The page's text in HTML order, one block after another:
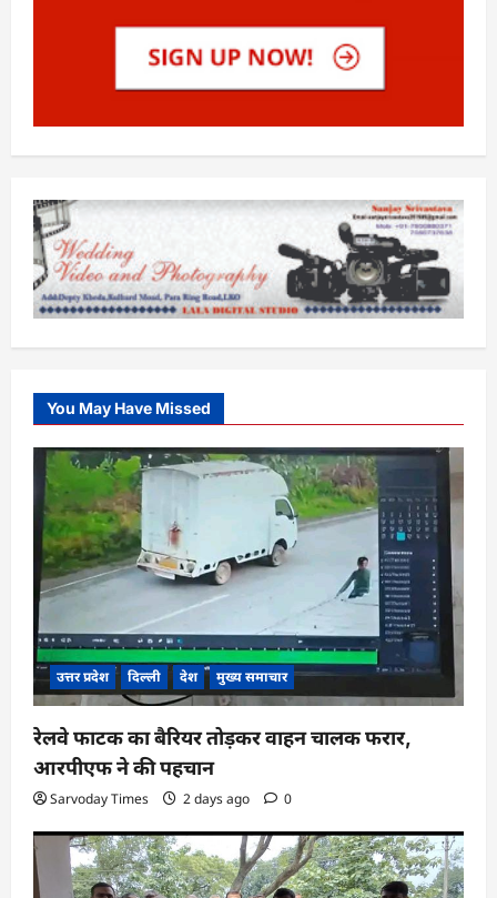
You May Have Missed
उत्तर प्रदेश दिल्ली देश मुख्य समाचार
रेलवे फाटक का बैरियर तोड़कर वाहन चालक फरार,
आरपीएफ ने की पहचान
Sarvoday Times 2 days ago 0